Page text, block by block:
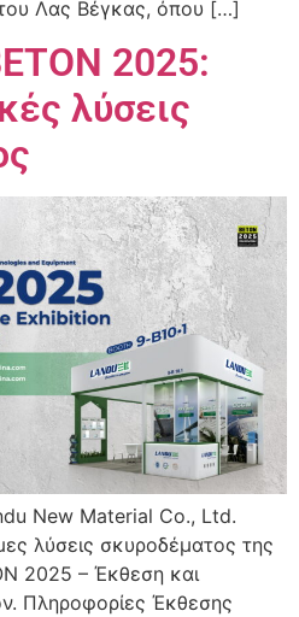
Λας Βέγκας, όπου […]
2025:
λύσεις
New Material Co., Ltd.
λύσεις σκυροδέματος της
2025 – Έκθεση και
Πληροφορίες Έκθεσης